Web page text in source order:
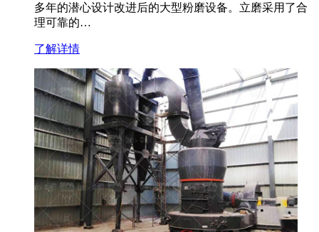
多年的潜心设计改进后的大型粉磨设备。立磨采用了合
理可靠的…
了解详情